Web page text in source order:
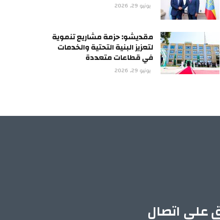
يونيو 29, 2026
مقديشو: حزمة مشاريع تنموية
لتعزيز البنية التحتية والخدمات
في قطاعات متعددة
يونيو 29, 2026
على اتصال